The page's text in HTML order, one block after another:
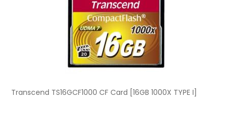
Transcend TS16GCF1000 CF Card [16GB 1000X TYPE I]